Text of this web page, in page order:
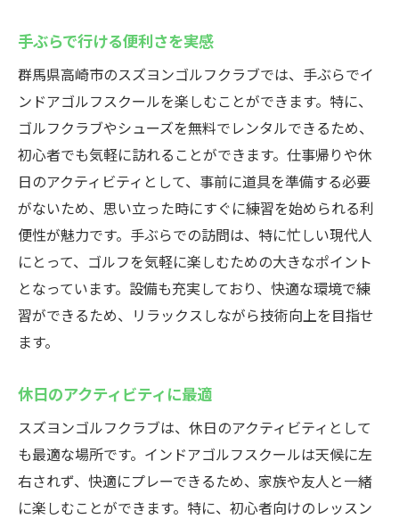
手ぶらで行ける便利さを実感
群馬県高崎市のスズヨンゴルフクラブでは、手ぶらでイ
ンドアゴルフスクールを楽しむことができます。特に、
ゴルフクラブやシューズを無料でレンタルできるため、
初心者でも気軽に訪れることができます。仕事帰りや休
日のアクティビティとして、事前に道具を準備する必要
がないため、思い立った時にすぐに練習を始められる利
便性が魅力です。手ぶらでの訪問は、特に忙しい現代人
にとって、ゴルフを気軽に楽しむための大きなポイント
となっています。設備も充実しており、快適な環境で練
習ができるため、リラックスしながら技術向上を目指せ
ます。
休日のアクティビティに最適
スズヨンゴルフクラブは、休日のアクティビティとして
も最適な場所です。インドアゴルフスクールは天候に左
右されず、快適にプレーできるため、家族や友人と一緒
に楽しむことができます。特に、初心者向けのレッスン